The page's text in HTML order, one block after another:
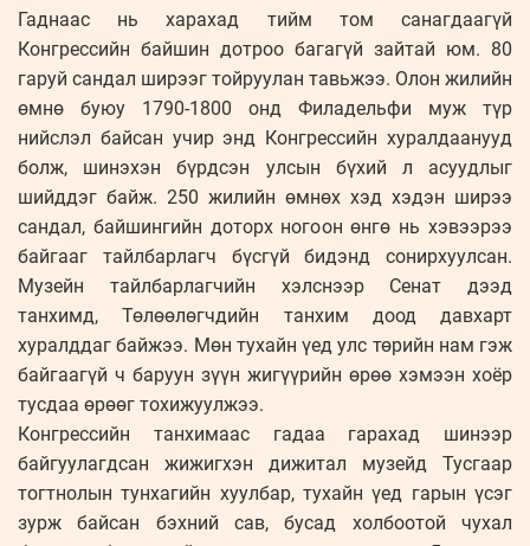
Гаднаас нь харахад тийм том санагдаагүй
Конгрессийн байшин дотроо багагүй зайтай юм. 80
гаруй сандал ширээг тойруулан тавьжээ. Олон жилийн
өмнө буюу 1790-1800 онд Филадельфи муж түр
нийслэл байсан учир энд Конгрессийн хуралдаанууд
болж, шинэхэн бүрдсэн улсын бүхий л асуудлыг
шийддэг байж. 250 жилийн өмнөх хэд хэдэн ширээ
сандал, байшингийн доторх ногоон өнгө нь хэвээрээ
байгааг тайлбарлагч бүсгүй бидэнд сонирхуулсан.
Музейн тайлбарлагчийн хэлснээр Сенат дээд
танхимд, Төлөөлөгчдийн танхим доод давхарт
хуралддаг байжээ. Мөн тухайн үед улс төрийн нам гэж
байгаагүй ч баруун зүүн жигүүрийн өрөө хэмээн хоёр
тусдаа өрөөг тохижуулжээ.
Конгрессийн танхимаас гадаа гарахад шинээр
байгуулагдсан жижигхэн дижитал музейд Тусгаар
тогтнолын тунхагийн хуулбар, тухайн үед гарын үсэг
зурж байсан бэхний сав, бусад холбоотой чухал